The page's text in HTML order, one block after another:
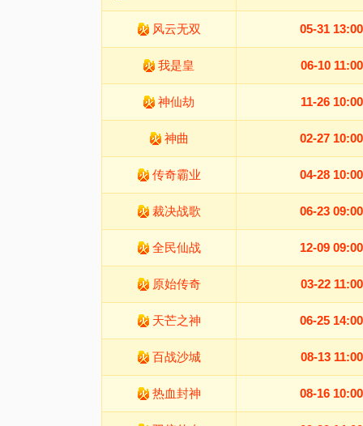
风云无双 05-31 13:00
我是皇 06-10 11:00
神仙劫 11-26 10:00
神曲 02-27 10:00
传奇霸业 04-28 10:00
裁决战歌 06-23 09:00
全民仙战 12-09 09:00
原始传奇 03-22 11:00
天芒之神 06-25 14:00
百战沙城 08-13 11:00
热血封神 08-16 10:00